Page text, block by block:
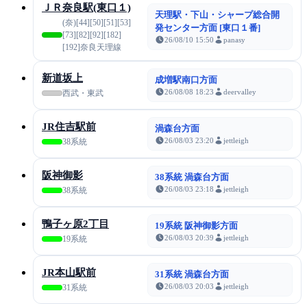
ＪＲ奈良駅(東口１)
(奈)[44][50][51][53]
[73][82][92][182]
[192]奈良天理線
天理駅・下山・シャープ総合開
発センター方面 [東口１番]
26/08/10 15:50 panasy
新道坂上
西武・東武
成増駅南口方面
26/08/08 18:23 deervalley
JR住吉駅前
38系統
渦森台方面
26/08/03 23:20 jettleigh
阪神御影
38系統
38系統 渦森台方面
26/08/03 23:18 jettleigh
鴨子ヶ原2丁目
19系統
19系統 阪神御影方面
26/08/03 20:39 jettleigh
JR本山駅前
31系統
31系統 渦森台方面
26/08/03 20:03 jettleigh